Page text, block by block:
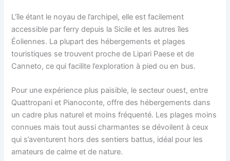
L’île étant le noyau de l’archipel, elle est facilement
accessible par ferry depuis la Sicile et les autres îles
Éoliennes. La plupart des hébergements et plages
touristiques se trouvent proche de Lipari Paese et de
Canneto, ce qui facilite l’exploration à pied ou en bus.
Pour une expérience plus paisible, le secteur ouest, entre
Quattropani et Pianoconte, offre des hébergements dans
un cadre plus naturel et moins fréquenté. Les plages moins
connues mais tout aussi charmantes se dévoilent à ceux
qui s’aventurent hors des sentiers battus, idéal pour les
amateurs de calme et de nature.